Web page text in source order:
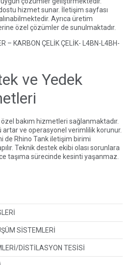
hizmet sunar. İletişim sayfası
Ayrıca üretim
özel çözümler de sunulmaktadır.
– KARBON ÇELİK ÇELİK- L4BN-L4BH-
ve Yedek
bakım hizmetleri sağlanmaktadır.
artar ve operasyonel verimlilik korunur.
de Rhino Tank iletişim birimi
Teknik destek ekibi olası sorunlara
taşıma sürecinde kesinti yaşanmaz.
SİSTEMLERİ
DİSTİLASYON TESİSİ